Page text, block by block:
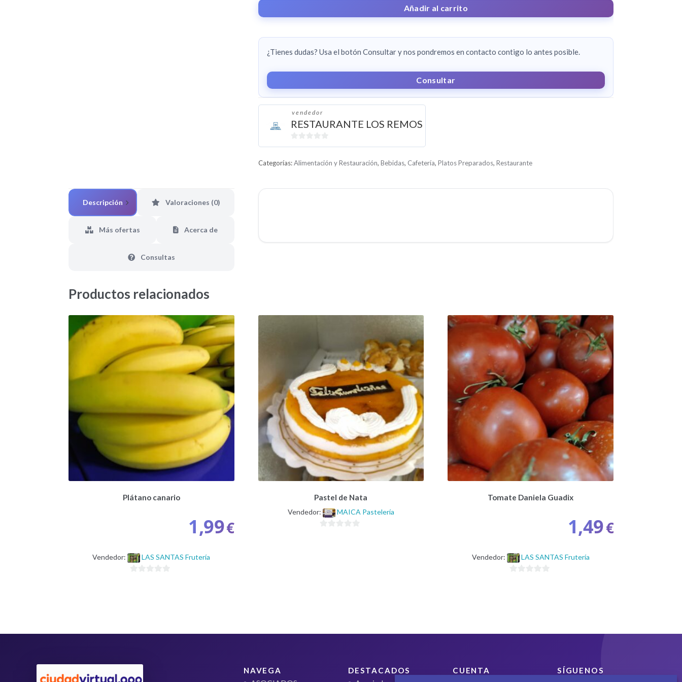
BEBIDA
Y
Añadir al carrito
¿Tienes dudas? Usa el botón Consultar y nos pondremos en contacto contigo lo antes posible.
Consultar
vendedor
RESTAURANTE LOS REMOS
0
e
Categorías:Alimentación y Restauración, Bebidas, Cafetería, Platos Preparados, Restaurante
Descripción Valoraciones (0)
Más ofertas Acerca de
Consultas
Productos relacionados
Plátano canario
1,99€
Vendedor: LAS SANTAS Frutería
Pastel de Nata
Vendedor: MAICA Pastelería
Tomate Daniela Guadix
1,49€
Vendedor: LAS SANTAS Frutería
NAVEGA
DESTACADOS
CUENTA
SÍGUENOS